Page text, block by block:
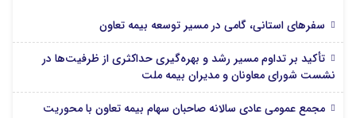
سفرهای استانی، گامی در مسیر توسعه بیمه تعاون
تأکید بر تداوم مسیر رشد و بهره‌گیری حداکثری از ظرفیت‌ها در
نشست شورای معاونان و مدیران بیمه ملت
مجمع عمومی عادی سالانه صاحبان سهام بیمه تعاون با محوریت